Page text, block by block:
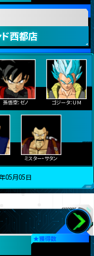
ド西都店
孫悟空：ゼノ ゴジータ：ＵＭ
ミスター・サタン
05月05日
★獲得数